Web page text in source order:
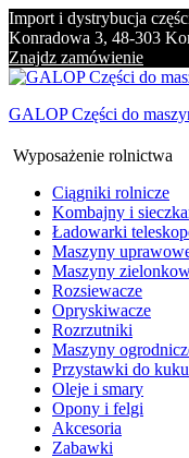
Import i dystrybucja
Konradowa 3, 48-303
Znajdz zamówienie
GALOP Części do
Wyposażenie rolnictwa
Ciągniki rolnicze
Kombajny i
Ładowarki
Maszyny
Maszyny
Rozsiewacze
Opryskiwacze
Rozrzutniki
Maszyny
Przystawki do
Oleje i smary
Opony i felgi
Akcesoria
Zabawki